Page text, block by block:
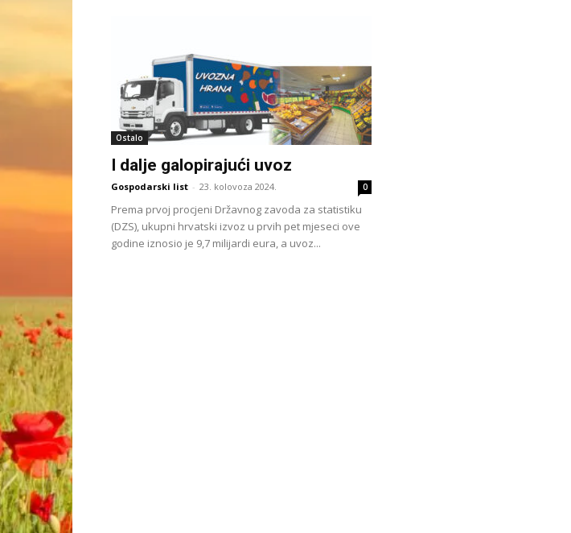
Ostalo
I dalje galopirajući uvoz
Gospodarski list - 23. kolovoza 2024. 0
Prema prvoj procjeni Državnog zavoda za statistiku
(DZS), ukupni hrvatski izvoz u prvih pet mjeseci ove
godine iznosio je 9,7 milijardi eura, a uvoz...